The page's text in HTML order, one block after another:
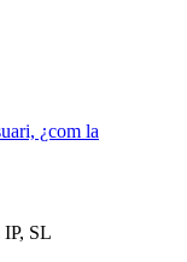
¿com la
SL